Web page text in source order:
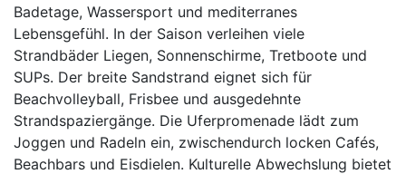
Badetage, Wassersport und mediterranes
Lebensgefühl. In der Saison verleihen viele
Strandbäder Liegen, Sonnenschirme, Tretboote und
SUPs. Der breite Sandstrand eignet sich für
Beachvolleyball, Frisbee und ausgedehnte
Strandspaziergänge. Die Uferpromenade lädt zum
Joggen und Radeln ein, zwischendurch locken Cafés,
Beachbars und Eisdielen. Kulturelle Abwechslung bietet